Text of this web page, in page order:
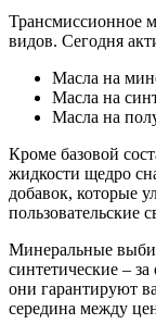
Трансмиссионное
видов. Сегодня
Масла на
Масла на
Масла на
Кроме базовой
жидкости щедро
добавок, которые
пользовательские
Минеральные
синтетические –
они гарантируют
середина между